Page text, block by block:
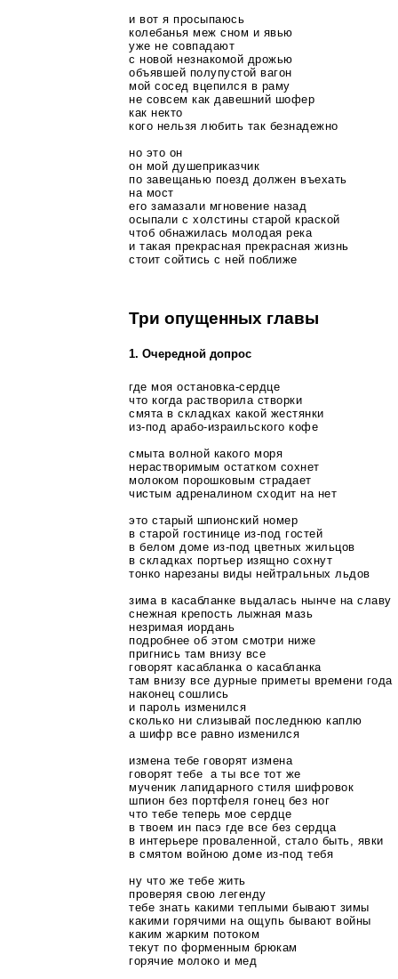
и вот я просыпаюсь
колебанья меж сном и явью
уже не совпадают
с новой незнакомой дрожью
объявшей полупустой вагон
мой сосед вцепился в раму
не совсем как давешний шофер
как некто
кого нельзя любить так безнадежно
но это он
он мой душеприказчик
по завещанью поезд должен въехать
на мост
его замазали мгновение назад
осыпали с холстины старой краской
чтоб обнажилась молодая река
и такая прекрасная прекрасная жизнь
стоит сойтись с ней поближе
Три опущенных главы
1. Очередной допрос
где мояостановка-сердце
что когда растворила створки
смята в складках какой жестянки
из-под арабо-израильского кофе
смыта волной какого моря
нерастворимым остатком сохнет
молоком порошковым страдает
чистым адреналином сходит на нет
это старый шпионский номер
в старой гостинице из-под гостей
в белом доме из-под цветных жильцов
в складках портьер изящно сохнут
тонко нарезаны виды нейтральных льдов
зима в касабланке выдалась нынче на славу
снежная крепость лыжная мазь
незримая иордань
подробнее об этом смотри ниже
пригнись там внизу все
говорят касабланка о касабланка
там внизу все дурные приметы времени года
наконец сошлись
и пароль изменился
сколько ни слизывай последнюю каплю
а шифр все равно изменился
измена тебе говорят измена
говорят тебе а ты все тот же
мученик лапидарного стиля шифровок
шпион без портфеля гонец без ног
что тебе теперь мое сердце
в твоем ин пасэ где все без сердца
в интерьере проваленной, стало быть, явки
в смятом войною доме из-под тебя
ну что же тебе жить
проверяя свою легенду
тебе знать какими теплыми бывают зимы
какими горячими на ощупь бывают войны
каким жарким потоком
текут по форменным брюкам
горячие молоко и мед